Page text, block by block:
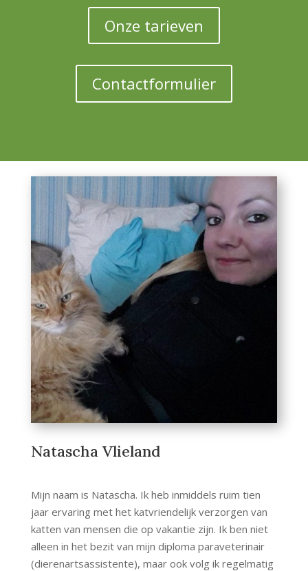
Onze tarieven
Contactformulier
Natascha Vlieland
Mijn naam is Natascha. Ik heb inmiddels ruim tien
jaar ervaring met het katvriendelijk verzorgen van
katten van mensen die op vakantie zijn. Ik ben niet
alleen in het bezit van mijn diploma paraveterinair
(dierenartsassistente), maar ook volg ik regelmatig